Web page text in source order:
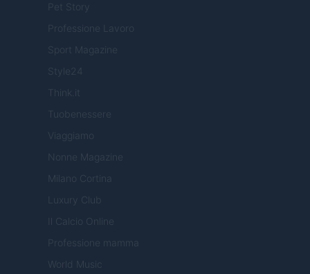
Pet Story
Professione Lavoro
Sport Magazine
Style24
Think.it
Tuobenessere
Viaggiamo
Nonne Magazine
Milano Cortina
Luxury Club
Il Calcio Online
Professione mamma
World Music